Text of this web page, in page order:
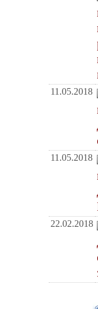
11.05.2018
11.05.2018
22.02.2018